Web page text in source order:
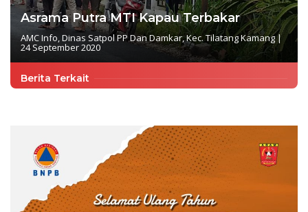
Asrama Putra MTI Kapau Terbakar
AMC Info Dinas Satpol PP Dan Damkar,Kec. Tilatang Kamang|
24 September 2020
Berita Terkait